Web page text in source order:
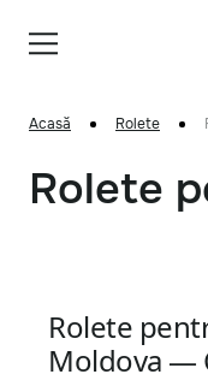
Acasă Rolete
Rolete
Rolete
Moldova —